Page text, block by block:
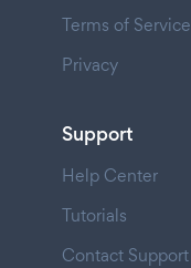
Terms of Service
Privacy
Support
Help Center
Tutorials
Contact Support